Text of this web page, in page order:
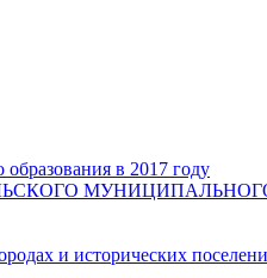
в 2017 году
МУНИЦИПАЛЬНОГО
и исторических